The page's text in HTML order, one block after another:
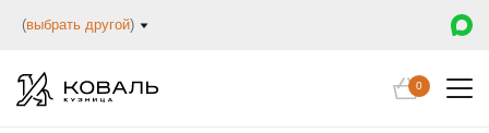
(выбрать другой)
0